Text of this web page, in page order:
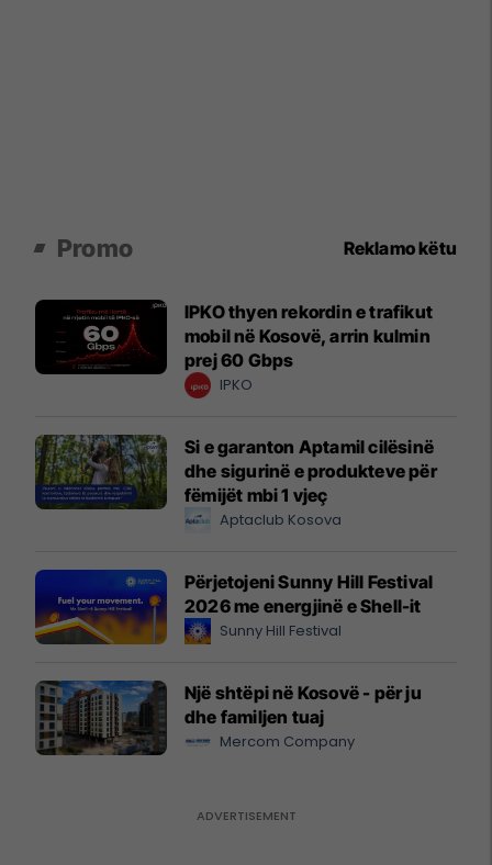
Promo Reklamo këtu
IPKO thyen rekordin e trafikut
mobil në Kosovë, arrin kulmin
prej 60 Gbps
IPKO
Si e garanton Aptamil cilësinë
dhe sigurinë e produkteve për
fëmijët mbi 1 vjeç
Aptaclub Kosova
Përjetojeni Sunny Hill Festival
2026 me energjinë e Shell-it
Sunny Hill Festival
Një shtëpi në Kosovë - për ju
dhe familjen tuaj
Mercom Company